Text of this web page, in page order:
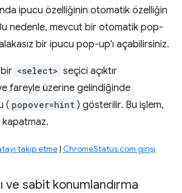
ipucu özelliğinin otomatik özelliğin
Bu nedenle, mevcut bir otomatik pop-
bir ipucu pop-up'ı açabilirsiniz.
<select> seçici açıktır
fareyle üzerine gelindiğinde
( popover=hint ) gösterilir. Bu işlem,
kapatmaz.
takip etme| ChromeStatus.com girişi
ve sabit konumlandırma